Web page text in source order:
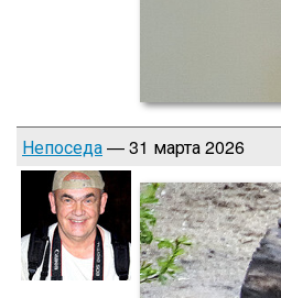
Непоседа— 31 марта 2026